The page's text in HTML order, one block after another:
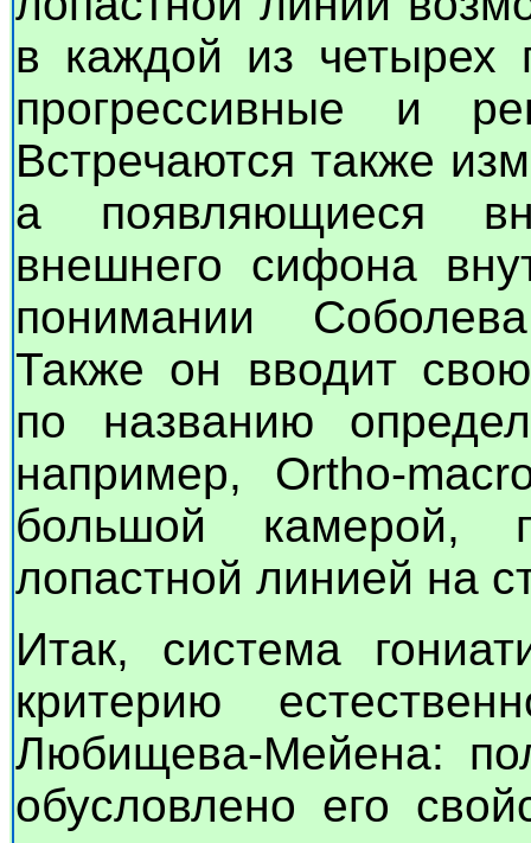
в каждой из четырех
прогрессивные и
Встречаются также
а появляющиеся
внешнего сифона
понимании
Также он вводит
по названию
например, Ortho-
большой камерой,
лопастной линией на
Итак, система
критерию
Любищева-Мейена:
обусловлено его